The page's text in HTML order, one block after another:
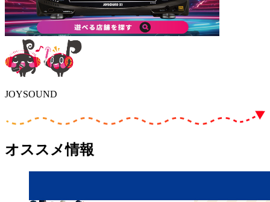
JOYSOUND
オススメ情報